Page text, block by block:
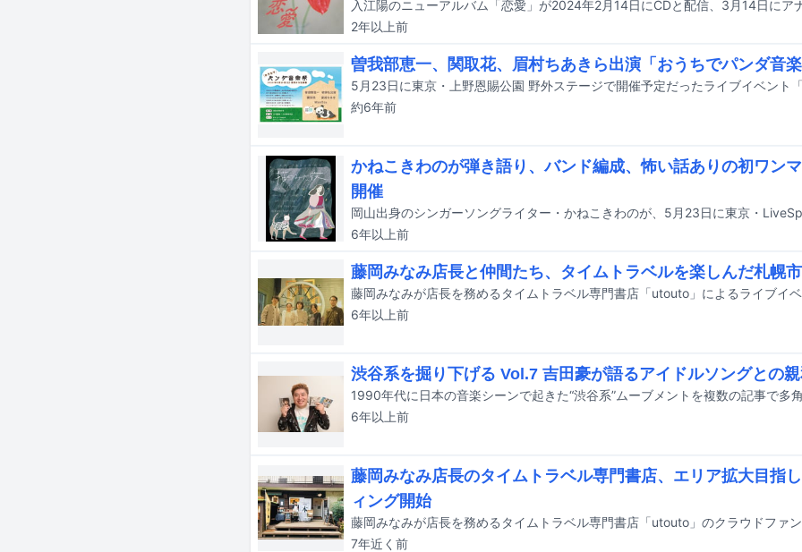
2年以上前
曽我部恵一、関取花、眉村ちあきら出演「おうちでパンダ音
約6年前
かねこきわのが弾き語り、バンド編成、怖い話ありの初ワン
開催
6年以上前
藤岡みなみ店長と仲間たち、タイムトラベルを楽しんだ札幌
6年以上前
渋谷系を掘り下げる Vol.7 吉田豪が語るアイドルソングとの
6年以上前
藤岡みなみ店長のタイムトラベル専門書店、エリア拡大目指
ィング開始
7年近く 前